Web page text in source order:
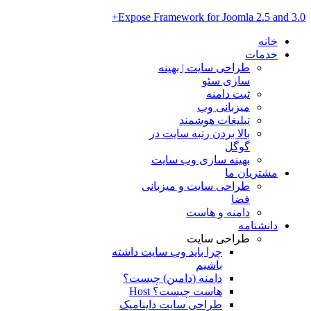
Expose Framework for Joomla 2.5 and 3.0+
خانه
خدمات
طراحی سایت | بهینه
سازی سئو
ثبت دامنه
میزبانی وب
تبلیغات هوشمند
بالا بردن رتبه سایت در
گوگل
بهینه سازی وب سایت
مشتریان ما
طراحی سایت و میزبانی
فضا
دامنه و هاست
دانشنامه
طراحی سایت
چرا باید وب سایت داشته
باشیم
دامنه (دامین) چیست؟
هاست چیست؟ Host
طراحی سایت داینامیک